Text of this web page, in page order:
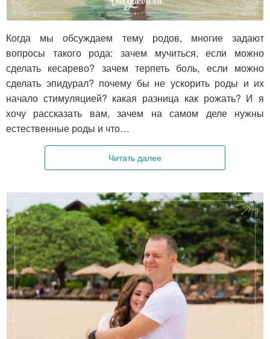
Зачем нужны естественные роды
Когда мы обсуждаем тему родов, многие задают
вопросы такого рода: зачем мучиться, если можно
сделать кесарево? зачем терпеть боль, если можно
сделать эпидурал? почему бы не ускорить роды и их
начало стимуляцией? какая разница как рожать? И я
хочу рассказать вам, зачем на самом деле нужны
естественные роды и что…
Читать далее